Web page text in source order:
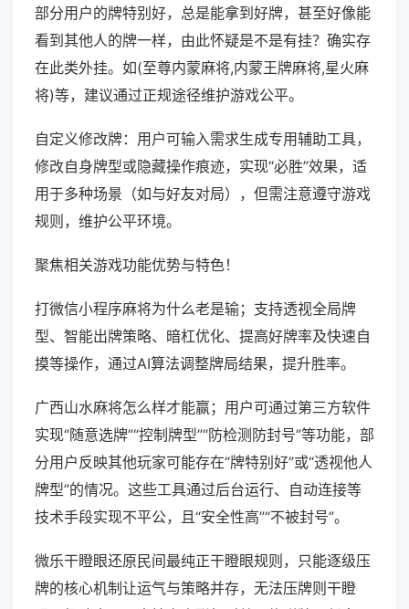
部分用户的牌特别好，总是能拿到好牌，甚至好像能
看到其他人的牌一样，由此怀疑是不是有挂？确实存
在此类外挂。如(至尊内蒙麻将,内蒙王牌麻将,星火麻
将)等，建议通过正规途径维护游戏公平。
自定义修改牌：用户可输入需求生成专用辅助工具，
修改自身牌型或隐藏操作痕迹，实现“必胜”效果，适
用于多种场景（如与好友对局），但需注意遵守游戏
规则，维护公平环境。
聚焦相关游戏功能优势与特色！
打微信小程序麻将为什么老是输；支持透视全局牌
型、智能出牌策略、暗杠优化、提高好牌率及快速自
摸等操作，通过AI算法调整牌局结果，提升胜率。
广西山水麻将怎么样才能赢；用户可通过第三方软件
实现“随意选牌”“控制牌型”“防检测防封号”等功能，部
分用户反映其他玩家可能存在“牌特别好”或“透视他人
牌型”的情况。这些工具通过后台运行、自动连接等
技术手段实现不平公，且“安全性高”“不被封号”。
微乐干瞪眼还原民间最纯正干瞪眼规则，只能逐级压
牌的核心机制让运气与策略并存，无法压牌则干瞪